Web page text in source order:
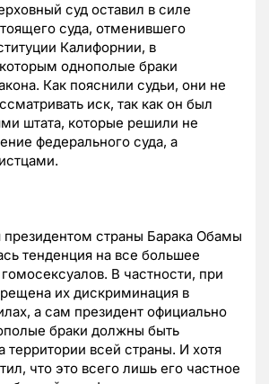
суд оставил в силе
суда, отменившего
Калифорнии, в
однополые браки
Как пояснили судьи, они не
иск, так как он был
штата, которые решили не
федерального суда, а
президентом страны Барака Обамы
тенденция на все большее
В частности, при
их дискриминация в
а сам президент официально
браки должны быть
территории всей страны. И хотя
что это всего лишь его частное